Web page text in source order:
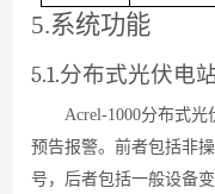
5.系统功能
5.1.分布式光伏电
Acrel-1000分布式光
预告报警。前者包括非
号，后者包括一般设备